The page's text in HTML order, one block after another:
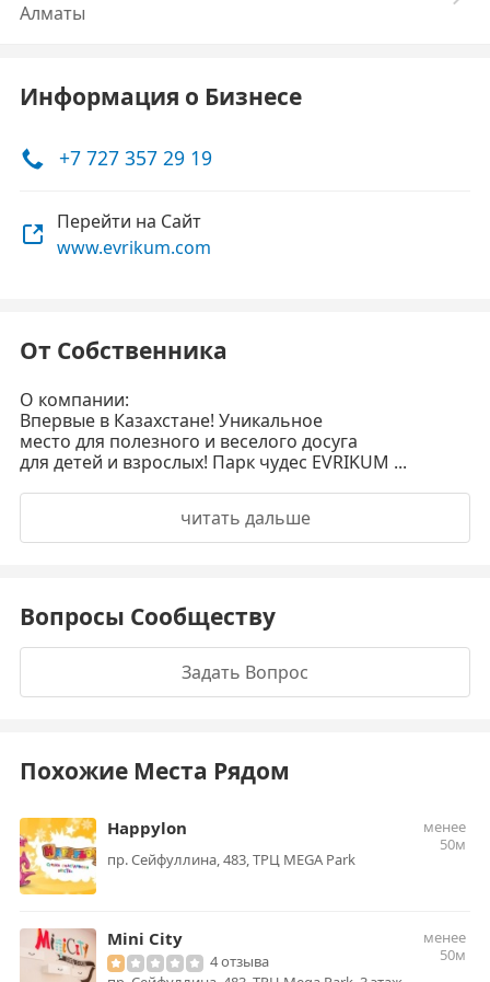
Алматы
Информация о Бизнесе
+7 727 357 29 19
Перейти на Сайт
www.evrikum.com
От Собственника
О компании:
Впервые в Казахстане! Уникальное
место для полезного и веселого досуга
для детей и взрослых! Парк чудес EVRIKUM ...
читать дальше
Вопросы Сообществу
Задать Вопрос
Похожие Места Рядом
Happylon
менее
50м
пр. Сейфуллина, 483, ТРЦ MEGA Park
Mini City
менее
50м
4 отзыва